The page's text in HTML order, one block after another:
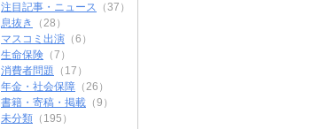
注目記事・ニュース
（37）
息抜き
（28）
マスコミ出演 （6）
生命保険 （7）
消費者問題
（17）
年金・社会保障 （26）
書籍・寄稿・掲載 （9）
未分類 （195）